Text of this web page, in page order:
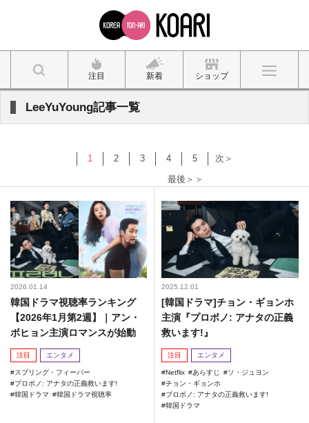
注目 新着 ショップ
LeeYuYoung記事一覧
1 2 3 4 5
次＞
最後＞＞
2026.01.14
韓国ドラマ視聴率ランキング
【2026年1月第2週】｜アン・
ボヒョン主演ロマンスが始動
注目 エンタメ
スプリング・フィーバー
プロボノ: アナタの正義救います!
韓国ドラマ
韓国ドラマ視聴率
2025.12.01
[韓国ドラマ]チョン・ギョンホ
主演『プロボノ: アナタの正義
救います!』
注目 エンタメ
Netflix あらすじ
ソ・ジュヨン
チョン・ギョンホ
プロボノ: アナタの正義救います!
韓国ドラマ